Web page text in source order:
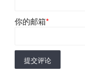
你的邮箱*
提交评论